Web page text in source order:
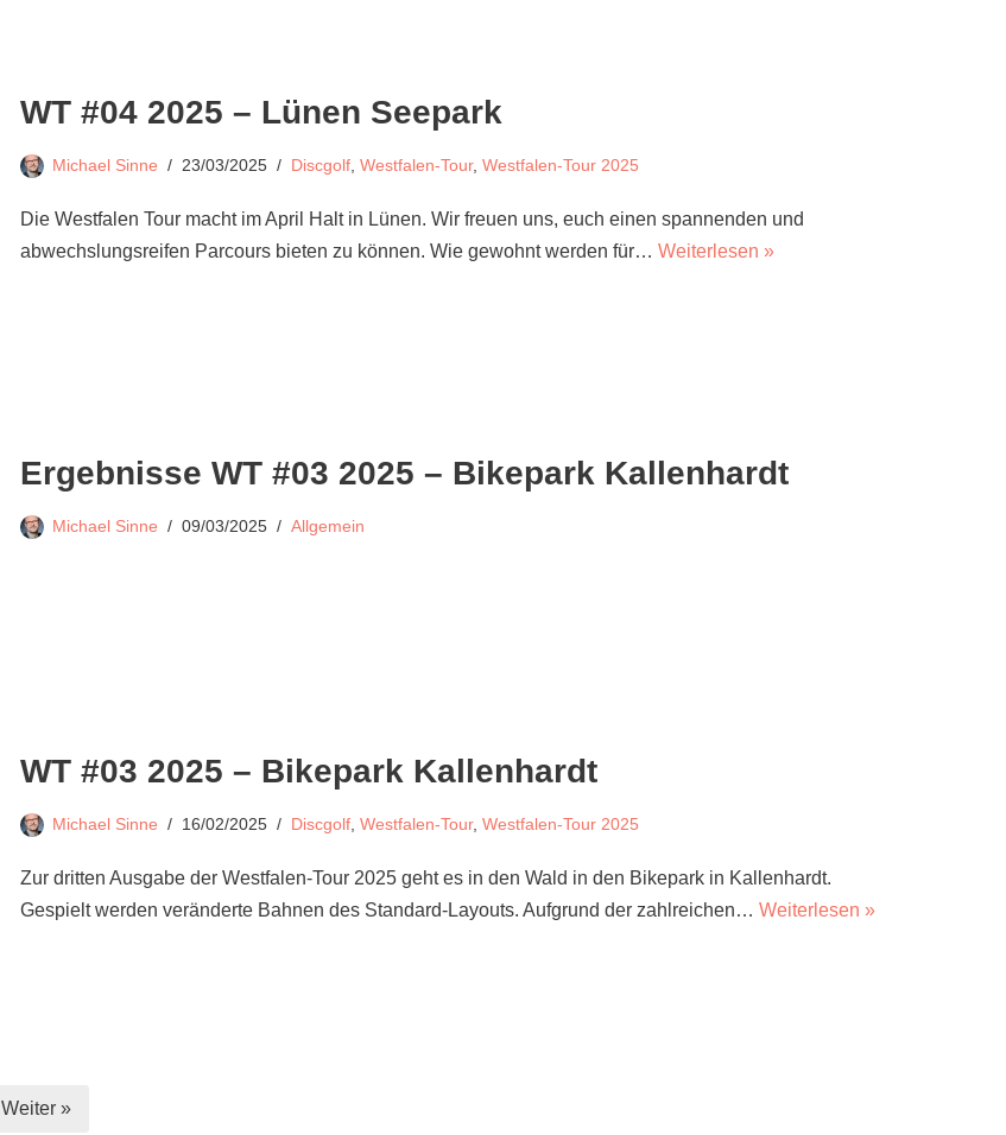
WT #04 2025 – Lünen Seepark
Michael Sinne 23/03/2025 Discgolf Westfalen-Tour, Westfalen-Tour 2025
Die Westfalen Tour macht im April Halt in Lünen. Wir freuen uns, euch einen spannenden und
abwechslungsreifen Parcours bieten zu können. Wie gewohnt werden für… Weiterlesen »
Ergebnisse WT #03 2025 – Bikepark Kallenhardt
Michael Sinne 09/03/2025 Allgemein
WT #03 2025 – Bikepark Kallenhardt
Michael Sinne 16/02/2025 Discgolf Westfalen-Tour, Westfalen-Tour 2025
Zur dritten Ausgabe der Westfalen-Tour 2025 geht es in den Wald in den Bikepark in Kallenhardt.
Gespielt werden veränderte Bahnen des Standard-Layouts. Aufgrund der zahlreichen… Weiterlesen »
Weiter »